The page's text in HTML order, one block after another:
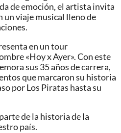
de emoción, el artista invita
un viaje musical lleno de
en un tour
«Hoy x Ayer». Con este
sus 35 años de carrera,
que marcaron su historia
por Los Piratas hasta su
de la historia de la
país.